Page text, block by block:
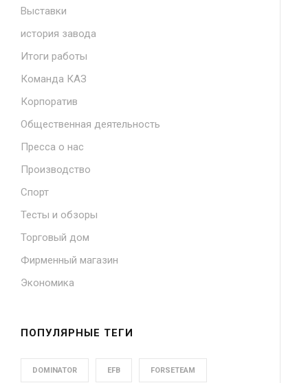
Выставки
история завода
Итоги работы
Команда КАЗ
Корпоратив
Общественная деятельность
Пресса о нас
Производство
Спорт
Тесты и обзоры
Торговый дом
Фирменный магазин
Экономика
ПОПУЛЯРНЫЕ ТЕГИ
DOMINATOR EFB FORSETEAM